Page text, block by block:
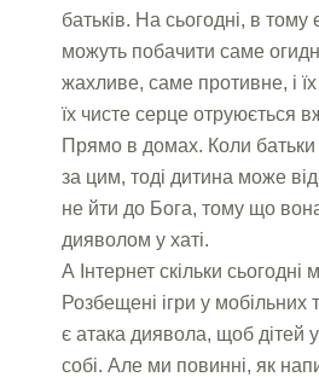
батьків. На сьогодні, в тому
можуть побачити саме
жахливе, саме противне, і
їх чисте серце отруюється
Прямо в домах. Коли
за цим, тоді дитина може
не йти до Бога, тому що
дияволом у хаті.
А Інтернет скільки сьогодні
Розбещені ігри у
є атака диявола, щоб дітей
собі. Але ми повинні, як